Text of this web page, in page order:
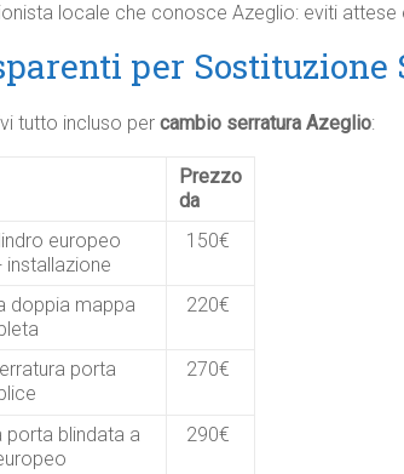
locale che conosce Azeglio: eviti
per Sostituzione
tutto incluso per cambio serratura Azeglio:
Prezzo
da
europeo
installazione
150€
doppia mappa
220€
porta
270€
porta blindata a
290€